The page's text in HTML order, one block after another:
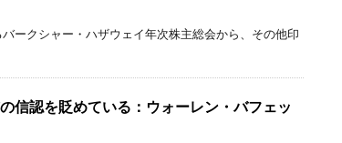
ークシャー・ハザウェイ年次株主総会から、その他印
信認を貶めている：ウォーレン・バフェッ